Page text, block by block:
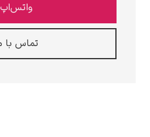
واتس‌اپ
تماس با ما